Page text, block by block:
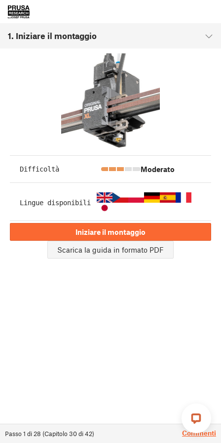
1. Iniziare il montaggio
Passo1 di 28 (Capitolo30di42) Commenti
Difficoltà Moderato
Lingue disponibili
Iniziare il montaggio
Scarica la guida in formato PDF